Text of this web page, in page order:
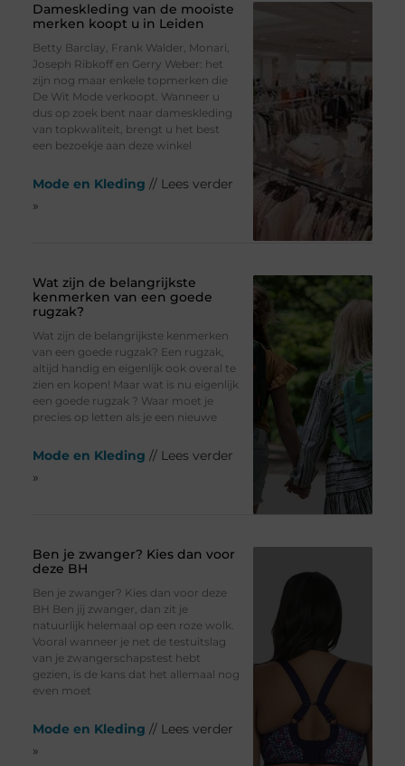
Dameskleding van de mooiste
merken koopt u in Leiden
Betty Barclay, Frank Walder, Monari,
Joseph Ribkoff en Gerry Weber: het
zijn nog maar enkele topmerken die
De Wit Mode verkoopt. Wanneer u
dus op zoek bent naar dameskleding
van topkwaliteit, brengt u het best
een bezoekje aan deze winkel
Mode en Kleding // Lees verder
»
Wat zijn de belangrijkste
kenmerken van een goede
rugzak?
Wat zijn de belangrijkste kenmerken
van een goede rugzak? Een rugzak,
altijd handig en eigenlijk ook overal te
zien en kopen! Maar wat is nu eigenlijk
een goede rugzak ? Waar moet je
precies op letten als je een nieuwe
Mode en Kleding // Lees verder
»
Ben je zwanger? Kies dan voor
deze BH
Ben je zwanger? Kies dan voor deze
BH Ben jij zwanger, dan zit je
natuurlijk helemaal op een roze wolk.
Vooral wanneer je net de testuitslag
van je zwangerschapstest hebt
gezien, is de kans dat het allemaal nog
even moet
Mode en Kleding // Lees verder
»